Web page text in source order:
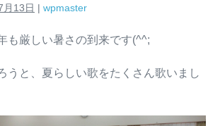
月13日 | wpmaster
も厳しい暑さの到来です(^^;
うと、夏らしい歌をたくさん歌いまし